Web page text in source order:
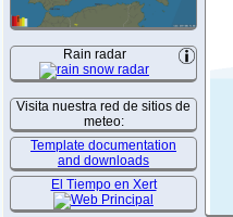
Rain radar
Visita nuestra red de sitios de
meteo:
Template documentation
and downloads
El Tiempo en Xert